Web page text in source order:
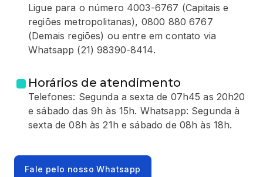
Ligue para o número 4003-6767 (Capitais e
regiões metropolitanas), 0800 880 6767
(Demais regiões) ou entre em contato via
Whatsapp (21) 98390-8414.
Horários de atendimento
Telefones: Segunda a sexta de 07h45 as 20h20
e sábado das 9h às 15h. Whatsapp: Segunda à
sexta de 08h às 21h e sábado de 08h às 18h.
Fale pelo nosso Whatsapp